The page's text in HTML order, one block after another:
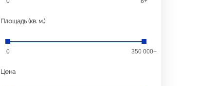
Площадь (кв. м.)
0 350 000+
Цена